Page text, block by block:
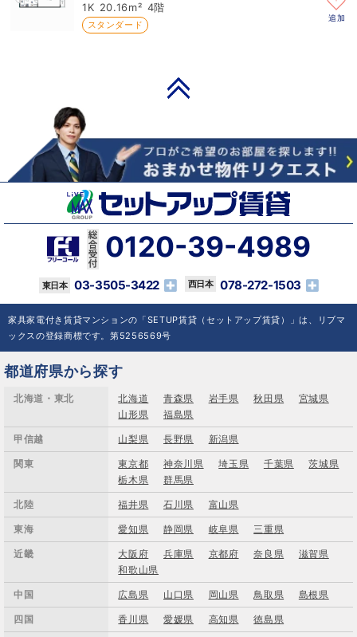
1K 20.16m² 4階
スタンダード
追加
0120-39-4989
03-3505-3422 078-272-1503
家具家電付き賃貸マンションの「SETUP賃貸（セットアップ賃貸）」は、リブマ
ックスの登録商標です。第5256569号
都道府県から探す
北海道・東北 北海道 青森県 岩手県 秋田県
宮城県
山形県
福島県
甲信越 山梨県 長野県 新潟県
関東 東京都 神奈川県 埼玉県 千葉県
茨城県
栃木県
群馬県
北陸 福井県 石川県 富山県
東海 愛知県 静岡県 岐阜県 三重県
近畿 大阪府 兵庫県 京都府 奈良県
滋賀県
和歌山県
中国 広島県 山口県 岡山県 鳥取県 島根県
四国 香川県 愛媛県 高知県 徳島県